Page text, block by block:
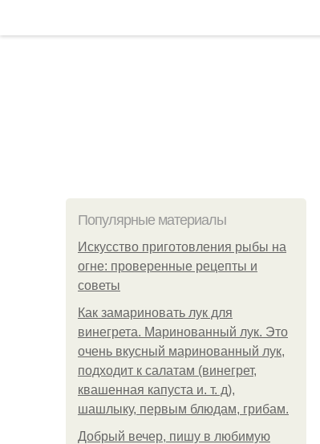
Популярные материалы
Искусство приготовления рыбы на
огне: проверенные рецепты и
советы
Как замариновать лук для
винегрета. Маринованный лук. Это
очень вкусный маринованный лук,
подходит к салатам (винегрет,
квашенная капуста и. т. д),
шашлыку, первым блюдам, грибам.
Добрый вечер, пишу в любимую